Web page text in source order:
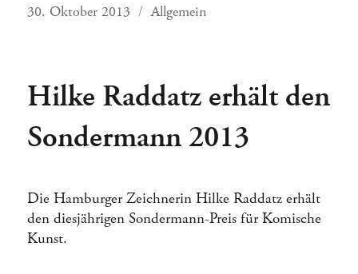
Veröffentlicht
30. Oktober 2013 Kategorien
Allgemein
Hilke Raddatz erhält den
Sondermann 2013
Die Hamburger Zeichnerin Hilke Raddatz erhält
den diesjährigen Sondermann-Preis für Komische
Kunst.